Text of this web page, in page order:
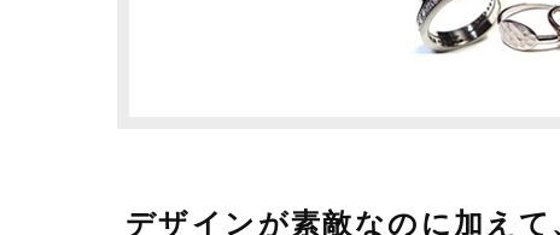
デザインが素敵なのに加え